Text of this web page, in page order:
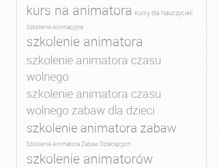
kurs na animatora Kursy dla Nauczycieli
Szkolenie Animacyjne
szkolenie animatora
szkolenie animatora czasu
wolnego
szkolenie animatora czasu
wolnego zabaw dla dzieci
szkolenie animatora zabaw
Szkolenie Animatora Zabaw Dziecięcych
szkolenie animatorów